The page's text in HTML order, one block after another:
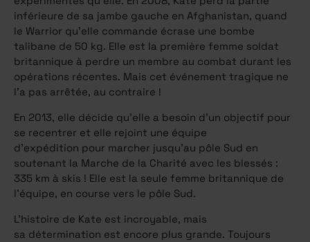
inférieure de sa jambe gauche en Afghanistan, quand
le Warrior qu’elle commande écrase une bombe
talibane de 50 kg. Elle est la première femme soldat
britannique à perdre un membre au combat durant les
opérations récentes. Mais cet événement tragique ne
l’a pas arrêtée, au contraire !
En 2013, elle décide qu’elle a besoin d’un objectif pour
se recentrer et elle rejoint une équipe
d’expédition pour marcher jusqu’au pôle Sud en
soutenant la Marche de la Charité avec les blessés :
335 km à skis ! Elle est la seule femme britannique de
l’équipe, en course vers le pôle Sud.
L’histoire de Kate est incroyable, mais
sa détermination est encore plus grande. Toujours